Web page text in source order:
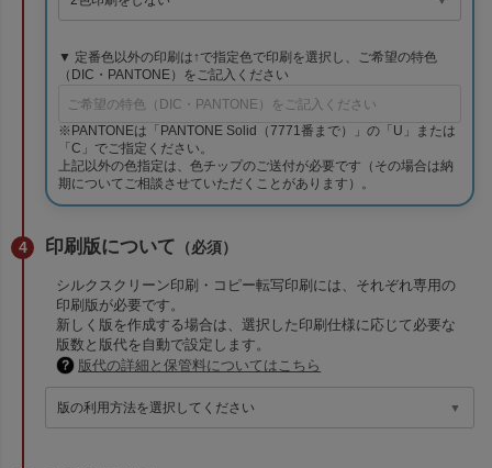
▼ 定番色以外の印刷は↑で指定色で印刷を選択し、ご希望の特色
（DIC・PANTONE）をご記入ください
※PANTONEは「PANTONE Solid（7771番まで）」の「U」または
「C」でご指定ください。
上記以外の色指定は、色チップのご送付が必要です（その場合は納
期についてご相談させていただくことがあります）。
印刷版について （必須）
シルクスクリーン印刷・コピー転写印刷には、それぞれ専用の
印刷版が必要です。
新しく版を作成する場合は、選択した印刷仕様に応じて必要な
版数と版代を自動で設定します。
版代の詳細と保管料についてはこちら